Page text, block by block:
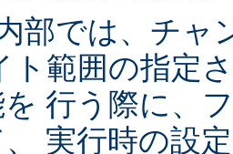
部では、チャ
ト範囲の指定
を 行う際に、
実行時の設